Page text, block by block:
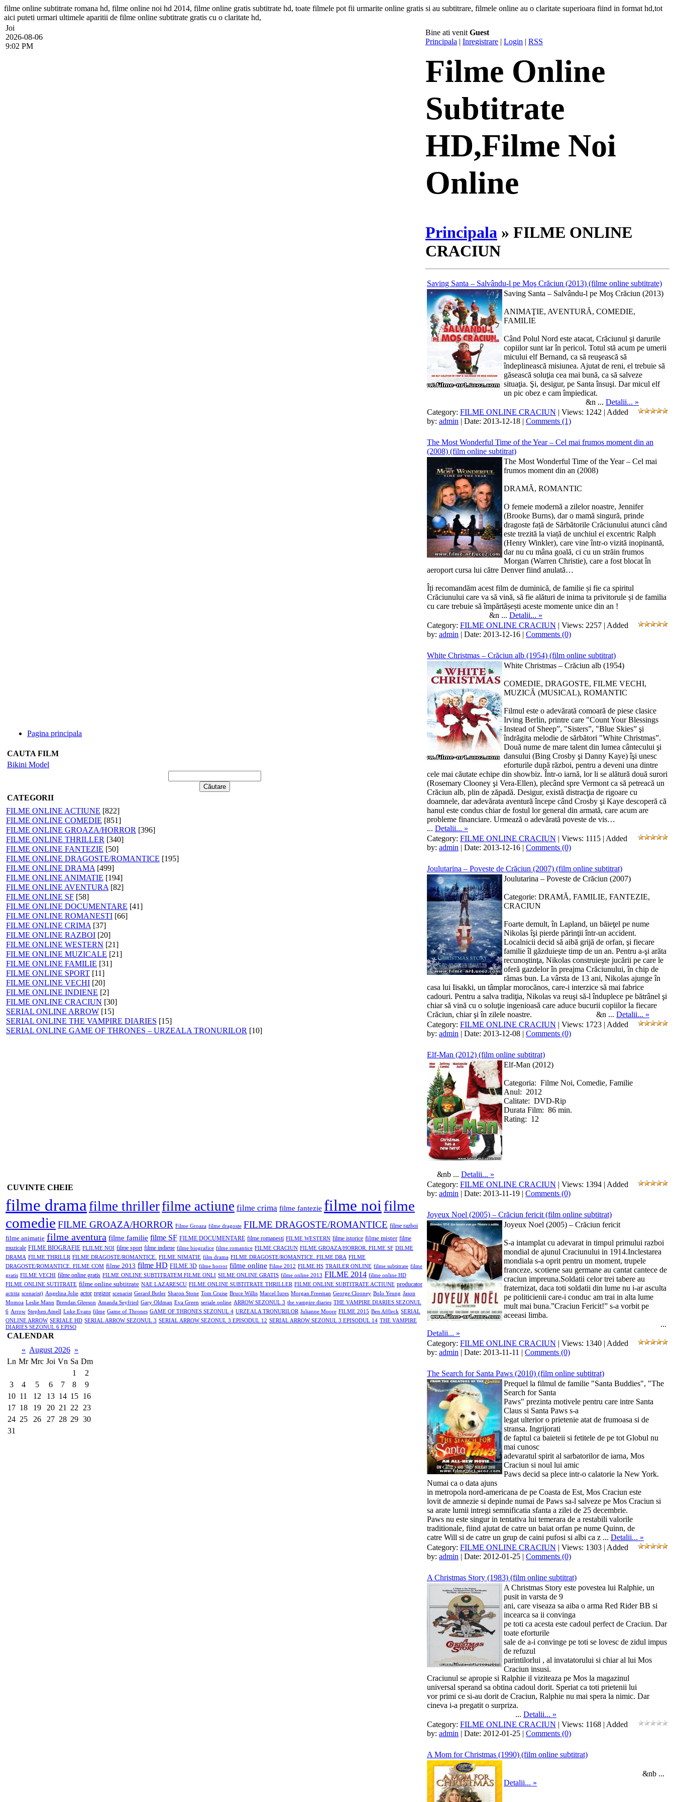
filme online subtitrate romana hd, filme online noi hd 2014, filme online gratis subtitrate hd, toate filmele pot fii urmarite online gratis si au subtitrare, filmele online au o claritate superioara fiind in format hd,tot
aici puteti urmari ultimele aparitii de filme online subtitrate gratis cu o claritate hd,
Joi
2026-08-06
9:02 PM
Bine ati venit Guest
Principala | Inregistrare | Login | RSS
Pagina principala
CAUTA FILM
Bikini Model
CATEGORII
FILME ONLINE ACTIUNE [822]
FILME ONLINE COMEDIE [851]
FILME ONLINE GROAZA/HORROR [396]
FILME ONLINE THRILLER [340]
FILME ONLINE FANTEZIE [50]
FILME ONLINE DRAGOSTE/ROMANTICE [195]
FILME ONLINE DRAMA [499]
FILME ONLINE ANIMATIE [194]
FILME ONLINE AVENTURA [82]
FILME ONLINE SF [58]
FILME ONLINE DOCUMENTARE [41]
FILME ONLINE ROMANESTI [66]
FILME ONLINE CRIMA [37]
FILME ONLINE RAZBOI [20]
FILME ONLINE WESTERN [21]
FILME ONLINE MUZICALE [21]
FILME ONLINE FAMILIE [31]
FILME ONLINE SPORT [11]
FILME ONLINE VECHI [20]
FILME ONLINE INDIENE [2]
FILME ONLINE CRACIUN [30]
SERIAL ONLINE ARROW [15]
SERIAL ONLINE THE VAMPIRE DIARIES [15]
SERIAL ONLINE GAME OF THRONES – URZEALA TRONURILOR [10]
CUVINTE CHEIE
filme drama filme thrillerfilme actiune filme crima filme fantezie filme noifilme
comedie FILME GROAZA/HORROR Filme Groaza filme dragoste FILME DRAGOSTE/ROMANTICE filme razboi
filme animatie filme aventura filme familie filme SF FILME DOCUMENTARE filme romanesti FILME WESTERN filme istorice filme mister filme
muzicale FILME BIOGRAFIE FLILME NOI filme sport filme indiene filme biografice filme romantice FILME CRACIUN FILME GROAZA/HORROR. FILME SF DILME
DRAMA FILME THRILLR FILME DRAGOSTE/ROMANTICE. FILME NIMATIE film drama FILME DRAGOSTE/ROMANTICE. FILME DRA FILME
DRAGOSTE/ROMANTICE. FILME COM filme 2013 filme HD FILME 3D filme horror filme online Filme 2012 FILME HS TRAILER ONLINE filme subtitrate filme
gratis FILME VECHI filme online gratis FILME ONLINE SUBTITRATEM FILME ONLI SILME ONLINE GRATIS filme online 2013 FILME 2014 filme online HD
FILME ONLINE SUTITRATE filme online subtitrate NAE LAZARESCU FILME ONLINE SUBTITRATE THRILLER FILME ONLINE SUBTITRATE ACTIUNE producator
actrita scenarist) Angelina Jolie actor regizor scenarist Gerard Butler Sharon Stone Tom Cruise Bruce Willis Marcel Iures Morgan Freeman George Clooney Bolo Yeung Jason
Momoa Leslie Mann Brendan Gleeson Amanda Seyfried Gary Oldman Eva Green seriale online ARROW SEZONUL 3 the vampire diaries THE VAMPIRE DIARIES SEZONUL
6 Arrow Stephen Amell Luke Evans filme Game of Thrones GAME OF THRONES SEZONUL 4 URZEALA TRONURILOR Julianne Moore FILME 2015 Ben Affleck SERIAL
ONLINE ARROW SERIALE HD SERIAL ARROW SEZONUL 3 SERIAL ARROW SEZONUL 3 EPISODUL 12 SERIAL ARROW SEZONUL 3 EPISODUL 14 THE VAMPIRE
DIARIES SEZONUL 6 EPISO
CALENDAR
« August 2026 »
Ln Mr Mrc Joi Vn Sa Dm
1
2
3
4 5 6 7 8
9
10 11 12 13 14 15 16
17 18 19 20 21 22
23
24 25 26 27 28 29 30
31
Filme Online
Subtitrate
HD,Filme Noi
Online
Principala » FILME ONLINE
CRACIUN
Saving Santa – Salvându-l pe Moş Crăciun (2013) (filme online subtitrate)
Saving Santa – Salvându-l pe Moş Crăciun (2013)
ANIMAŢIE, AVENTURĂ, COMEDIE,
FAMILIE
Când Polul Nord este atacat, Crăciunul şi darurile
copiilor sunt iar în pericol. Totul stă acum pe umerii
micului elf Bernand, ca să reuşească să
îndeplinească misiunea. Ajutat de reni, el trebuie să
găsească soluţia cea mai bună, ca să salveze
situaţia. Şi, desigur, pe Santa însuşi. Dar micul elf
un pic obez e cam împiedicat.
&n ... Detalii... »
Category: FILME ONLINE CRACIUN | Views: 1242 | Added
by: admin | Date: 2013-12-18 | Comments (1)
The Most Wonderful Time of the Year – Cel mai frumos moment din an
(2008) (film online subtitrat)
The Most Wonderful Time of the Year – Cel mai
frumos moment din an (2008)
DRAMĂ, ROMANTIC
O femeie modernă a zilelor noastre, Jennifer
(Brooke Burns), dar o mamă singură, prinde
dragoste față de Sărbătorile Crăciunului atunci când
este trezită la viață de unchiul ei excentric Ralph
(Henry Winkler), care vine într-o vizită inopinantă,
dar nu cu mâna goală, ci cu un străin frumos
Morgan (Warren Christie), care a fost blocat în
aeroport cursa lui către Denver fiind anulată…
Îți recomandăm acest film de duminică, de familie și fie ca spiritul
Crăciunului care va să vină, să fie alături de inima ta privitorule și de familia
cu care trebuie să împărtășești aceste momente unice din an !
&n ... Detalii... »
Category: FILME ONLINE CRACIUN | Views: 2257 | Added
by: admin | Date: 2013-12-16 | Comments (0)
White Christmas – Crăciun alb (1954) (film online subtitrat)
White Christmas – Crăciun alb (1954)
COMEDIE, DRAGOSTE, FILME VECHI,
MUZICĂ (MUSICAL), ROMANTIC
Filmul este o adevărată comoară de piese clasice
Irving Berlin, printre care "Count Your Blessings
Instead of Sheep”, "Sisters”, "Blue Skies” şi
îndrăgita melodie de sărbători "White Christmas”.
Două nume de mare talent din lumea cântecului şi
dansului (Bing Crosby şi Danny Kaye) îşi unesc
eforturile după război, pentru a deveni una dintre
cele mai căutate echipe din showbiz. Într-o iarnă, lor li se alătură două surori
(Rosemary Clooney şi Vera-Ellen), plecând spre Vermont ca să petreacă un
Crăciun alb, plin de zăpadă. Desigur, există distracţia de rigoare cu
doamnele, dar adevărata aventură începe când Crosby şi Kaye descoperă că
hanul este condus chiar de fostul lor general din armată, care acum are
probleme financiare. Urmează o adevărată poveste de vis…
... Detalii... »
Category: FILME ONLINE CRACIUN | Views: 1115 | Added
by: admin | Date: 2013-12-16 | Comments (0)
Joulutarina – Poveste de Crăciun (2007) (film online subtitrat)
Joulutarina – Poveste de Crăciun (2007)
Categorie: DRAMĂ, FAMILIE, FANTEZIE,
CRACIUN
Foarte demult, în Lapland, un băieţel pe nume
Nikolas îşi pierde părinţii într-un accident.
Localnicii decid să aibă grijă de orfan, şi fiecare
familie îl găzduieşte timp de un an. Pentru a-şi arăta
recunoştinţa, Nikolas construieşte jucării pe care le
oferă gazdelor în preajma Crăciunului, în chip de
rămas bun. La vârsta de 13 ani, Nikolas ajunge în
casa lui Iisakki, un tâmplar morocănos, care-i interzice să mai fabrice
cadouri. Pentru a salva tradiţia, Nikolas va reuşi să-l înduplece pe bătrânel şi
chiar să vină cu o soluţie ingenioasă care aduce bucurii copiilor la fiecare
Crăciun, chiar şi în zilele noastre. &n ... Detalii... »
Category: FILME ONLINE CRACIUN | Views: 1723 | Added
by: admin | Date: 2013-12-08 | Comments (0)
Elf-Man (2012) (film online subtitrat)
Elf-Man (2012)
Categoria: Filme Noi, Comedie, Familie
Anul: 2012
Calitate: DVD-Rip
Durata Film: 86 min.
Rating: 12
&nb ... Detalii... »
Category: FILME ONLINE CRACIUN | Views: 1394 | Added
by: admin | Date: 2013-11-19 | Comments (0)
Joyeux Noel (2005) – Crăciun fericit (film online subtitrat)
Joyeux Noel (2005) – Crăciun fericit
S-a intamplat cu adevarat in timpul primului razboi
mondial de ajunul Craciunului in 1914.Inclestarea
mondiala s-a oprit pentru un moment, trupele
franceze, scotiene sau germane au cantat cantece de
craciun impreuna.Soldatii celor trei tabere au
fraternizat, daca toti soldatii din lume nu i-ar asculta
pe politicienii care-i conduc am trai in alta lume
mult mai buna.”Craciun Fericit!” s-a vorbit pe
aceeasi limba.
...
Detalii... »
Category: FILME ONLINE CRACIUN | Views: 1340 | Added
by: admin | Date: 2013-11-11 | Comments (0)
The Search for Santa Paws (2010) (film online subtitrat)
Prequel la filmul de familie "Santa Buddies", "The
Search for Santa
Paws" prezinta motivele pentru care intre Santa
Claus si Santa Paws s-a
legat ulterior o prietenie atat de frumoasa si de
stransa. Ingrijorati
de faptul ca baieteii si fetitele de pe tot Globul nu
mai cunosc
adevaratul spirit al sarbatorilor de iarna, Mos
Craciun si noul lui amic
Paws decid sa plece intr-o calatorie la New York.
Numai ca o data ajuns
in metropola nord-americana de pe Coasta de Est, Mos Craciun este
lovit de amnezie si depinde numai de Paws sa-l salveze pe Mos Craciun si
sa arate lumii intregi semnificatia sfanta a zilei de 25 decembrie.
Paws nu este singur in tentativa lui temerara de a restabili valorile
traditionale, fiind ajutat de catre un baiat orfan pe nume Quinn, de
catre Will si de catre un grup de caini pufosi si albi ca z ... Detalii... »
Category: FILME ONLINE CRACIUN | Views: 1303 | Added
by: admin | Date: 2012-01-25 | Comments (0)
A Christmas Story (1983) (film online subtitrat)
A Christmas Story este povestea lui Ralphie, un
pusit in varsta de 9
ani, care viseaza sa aiba o arma Red Rider BB si
incearca sa ii convinga
pe toti ca acesta este cadoul perfect de Craciun. Dar
toate eforturile
sale de a-i convinge pe toti se lovesc de zidul impus
de refuzul
parintilorlui , al invatatorului si chiar al lui Mos
Craciun insusi.
Craciunul se apropie si Ralphie il viziteaza pe Mos la magazinul
universal sperand sa obtina cadoul dorit. Speriat ca toti prietenii lui
vor primi ce si-au dorit de Craciun, Ralphie nu mai spera la nimic. Dar
cineva i-a pregatit o surpriza.
... Detalii... »
Category: FILME ONLINE CRACIUN | Views: 1168 | Added
by: admin | Date: 2012-01-25 | Comments (0)
A Mom for Christmas (1990) (film online subtitrat)
&nb ...
Detalii... »